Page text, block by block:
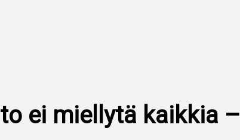
ei miellytä kaikkia –